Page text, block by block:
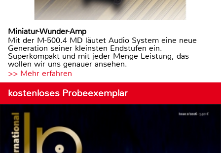
Miniatur-Wunder-Amp
Mit der M-500.4 MD läutet Audio System eine neue
Generation seiner kleinsten Endstufen ein.
Superkompakt und mit jeder Menge Leistung, das
wollen wir uns genauer ansehen.
>> Mehr erfahren
kostenloses Probeexemplar